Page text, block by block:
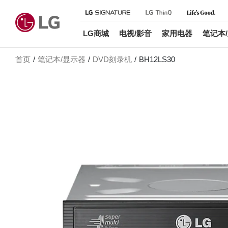
LG商城 电视/影音 家用电器 笔记本
首页 笔记本/显示器 DVD刻录机 BH12LS30